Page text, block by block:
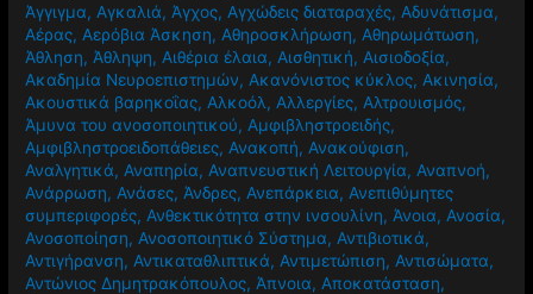
Άγγιγμα, Αγκαλιά, Άγχος, Αγχώδεις διαταραχές, Αδυνάτισμα,
Αέρας, Αερόβια Άσκηση, Αθηροσκλήρωση, Αθηρωμάτωση,
Άθληση, Άθληψη, Αιθέρια έλαια, Αισθητική, Αισιοδοξία,
Ακαδημία Νευροεπιστημών, Ακανόνιστος κύκλος, Ακινησία,
Ακουστικά βαρηκοΐας, Αλκοόλ, Αλλεργίες, Αλτρουισμός,
Άμυνα του ανοσοποιητικού, Αμφιβληστροειδής,
Αμφιβληστροειδοπάθειες, Ανακοπή, Ανακούφιση,
Αναλγητικά, Αναπηρία, Αναπνευστική Λειτουργία, Αναπνοή,
Ανάρρωση, Ανάσες, Άνδρες, Ανεπάρκεια, Ανεπιθύμητες
συμπεριφορές, Ανθεκτικότητα στην ινσουλίνη, Άνοια, Ανοσία,
Ανοσοποίηση, Ανοσοποιητικό Σύστημα, Αντιβιοτικά,
Αντιγήρανση, Αντικαταθλιπτικά, Αντιμετώπιση, Αντισώματα,
Αντώνιος Δημητρακόπουλος, Άπνοια, Αποκατάσταση,